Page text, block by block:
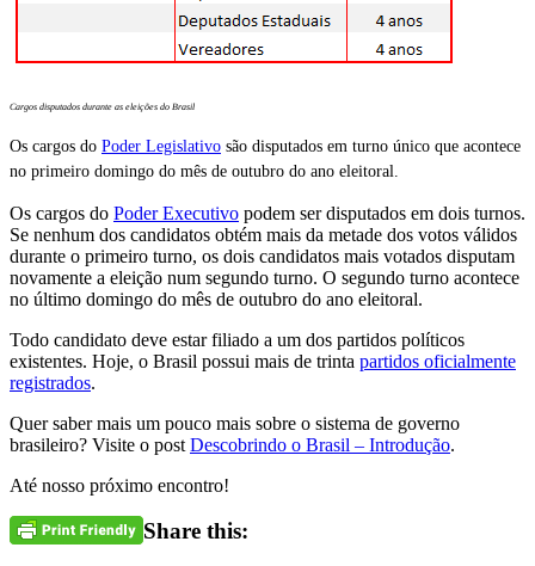
Cargos disputados durante as eleições do Brasil
Os cargos do Poder Legislativo são disputados em turno único que acontece
no primeiro domingo do mês de outubro do ano eleitoral.
Os cargos do Poder Executivo podem ser disputados em dois turnos.
Se nenhum dos candidatos obtém mais da metade dos votos válidos
durante o primeiro turno, os dois candidatos mais votados disputam
novamente a eleição num segundo turno. O segundo turno acontece
no último domingo do mês de outubro do ano eleitoral.
Todo candidato deve estar filiado a um dos partidos políticos
existentes. Hoje, o Brasil possui mais de trinta partidos oficialmente
registrados.
Quer saber mais um pouco mais sobre o sistema de governo
brasileiro? Visite o post Descobrindo o Brasil – Introdução.
Até nosso próximo encontro!
Share this: